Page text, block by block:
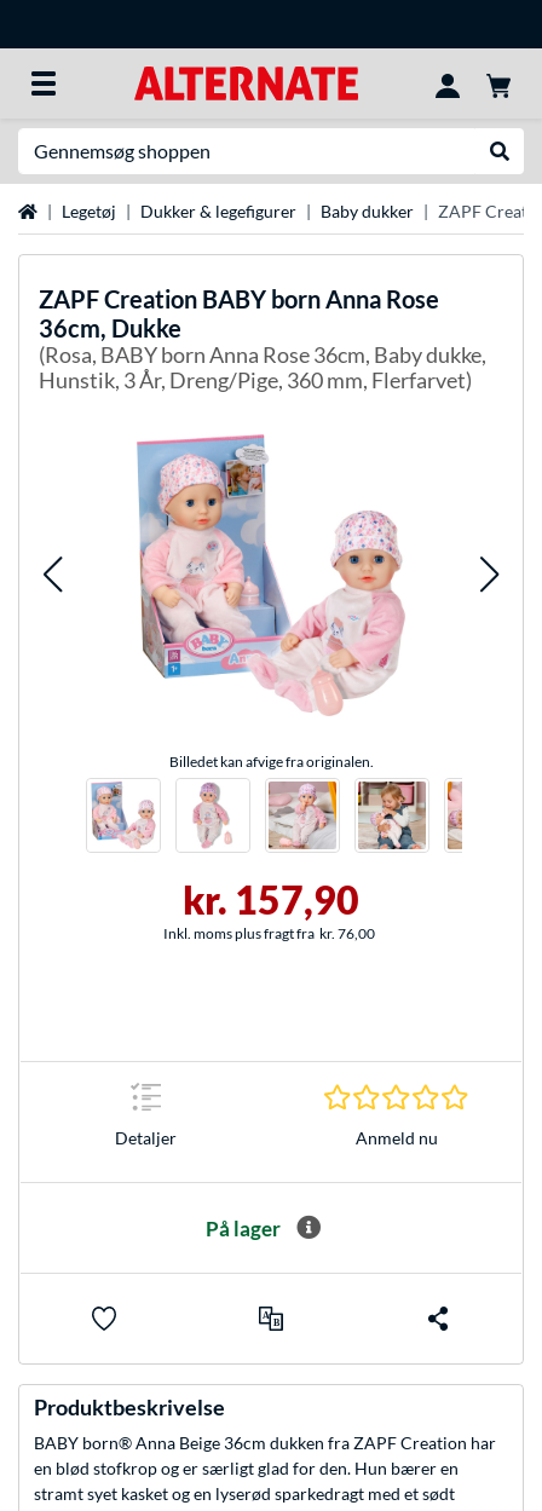
StartsideLegetøj Dukker & legefigurer Baby dukker ZAPF
ZAPF Creation BABY born Anna Rose
36cm, Dukke
(Rosa, BABY born Anna Rose 36cm, Baby dukke,
Hunstik, 3 År, Dreng/Pige, 360 mm, Flerfarvet)
Billedet kan afvige fra originalen.
kr. 157,90
Inkl. moms plus fragt fra kr. 76,00
Detaljer Anmeld nu
På lager
Produktbeskrivelse
BABY born® Anna Beige 36cm dukken fra ZAPF Creation har
en blød stofkrop og er særligt glad for den. Hun bærer en
stramt syet kasket og en lyserød sparkedragt med et sødt